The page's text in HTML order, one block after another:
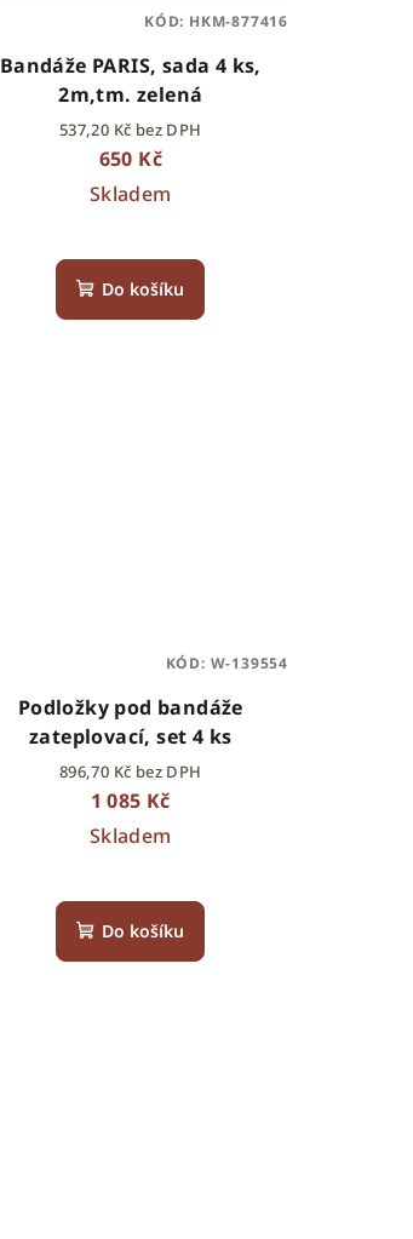
Bandáže PARIS, sada 4 ks,
2m,tm. zelená
537,20 Kč bez DPH
650 Kč
Skladem
Do košíku
KÓD: HKM-877416
Podložky pod bandáže
zateplovací, set 4 ks
896,70 Kč bez DPH
1 085 Kč
Skladem
Do košíku
KÓD: W-139554